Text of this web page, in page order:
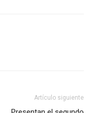
Artículo siguiente